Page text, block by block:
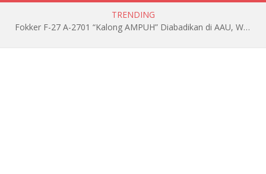
TRENDING
Fokker F-27 A-2701 “Kalong AMPUH” Diabadikan di AAU, Wariskan Jejak Pengabdian